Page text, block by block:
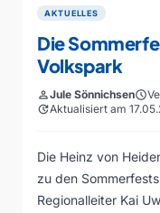
AKTUELLES
Die
Volkspark
personJule Sönnichsenschedule
updateAktualisiert am
Die Heinz von
zu den
Regionalleiter Kai